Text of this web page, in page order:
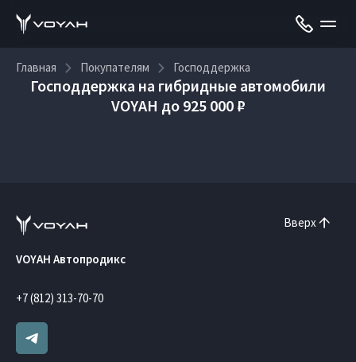
Главная Покупателям Господдержка
Господдержка на гибридные автомобили
VOYAH до 925 000 ₽
Вверх
VOYAH Автопродикс
+7 (812) 313-70-70